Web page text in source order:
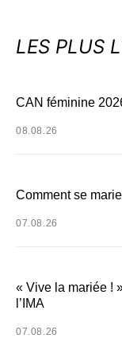
LES PLUS
CAN féminine
08.08.26
Comment se
07.08.26
« Vive la mariée !
l’IMA
07.08.26